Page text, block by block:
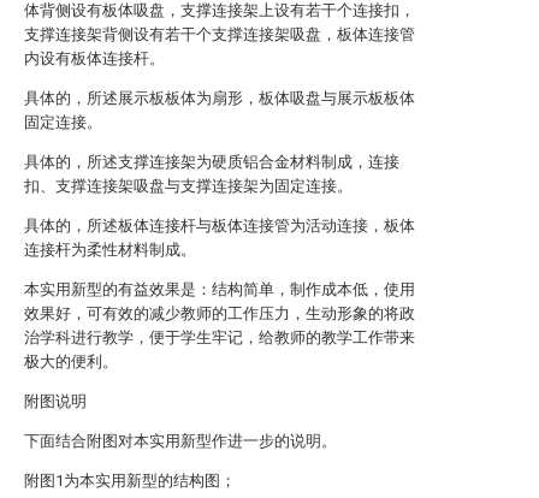
体背侧设有板体吸盘，支撑连接架上设有若干个连接扣，
支撑连接架背侧设有若干个支撑连接架吸盘，板体连接管
内设有板体连接杆。
具体的，所述展示板板体为扇形，板体吸盘与展示板板体
固定连接。
具体的，所述支撑连接架为硬质铝合金材料制成，连接
扣、支撑连接架吸盘与支撑连接架为固定连接。
具体的，所述板体连接杆与板体连接管为活动连接，板体
连接杆为柔性材料制成。
本实用新型的有益效果是：结构简单，制作成本低，使用
效果好，可有效的减少教师的工作压力，生动形象的将政
治学科进行教学，便于学生牢记，给教师的教学工作带来
极大的便利。
附图说明
下面结合附图对本实用新型作进一步的说明。
附图1为本实用新型的结构图；